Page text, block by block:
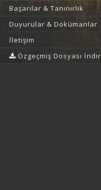
Başarılar & Tanınırlık
Duyurular & Dokümanlar
İletişim
Özgeçmiş Dosyası İndir